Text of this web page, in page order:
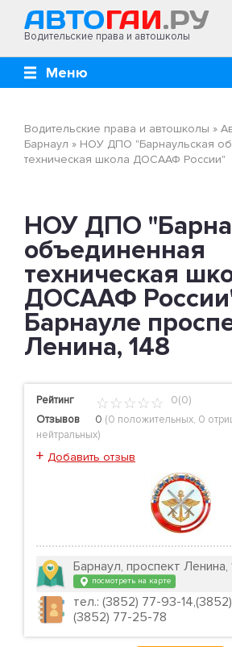
Водительские права и автошколы
Меню
Водительские права и автошколы »
Барнаул » НОУ ДПО "Барнаульская
техническая школа ДОСААФ России"
НОУ ДПО
объединенная
техническая
ДОСААФ
Барнауле
Ленина, 148
Рейтинг
0(0)
Отзывов
0 (0 положительных, 0
нейтральных)
+ Добавить отзыв
Барнаул, проспект Ленина,
посмотреть на карте
тел.: (3852) 77-93-
(3852) 77-25-78